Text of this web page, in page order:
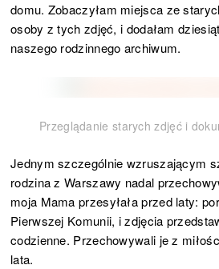
domu. Zobaczyłam miejsca ze
osoby z tych zdjęć, i dodałam
naszego rodzinnego archiwum.
Przeglądanie starych zdjęć i
Jednym szczególnie wzruszającym
rodzina z Warszawy nadal
moja Mama przesyłała przed laty:
Pierwszej Komunii, i zdjęcia
codzienne. Przechowywali je z
lata.